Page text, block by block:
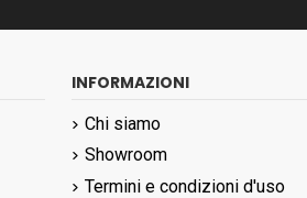
INFORMAZIONI
Chi siamo
Showroom
Termini e condizioni d'uso